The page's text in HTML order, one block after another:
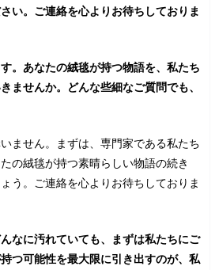
い。ご連絡を心よりお待ちしておりま
。あなたの絨毯が持つ物語を、私たち
ませんか。どんな些細なご質問でも、
ません。まずは、専門家である私たち
の絨毯が持つ素晴らしい物語の続き
う。ご連絡を心よりお待ちしておりま
なに汚れていても、まずは私たちにご
つ可能性を最大限に引き出すのが、私